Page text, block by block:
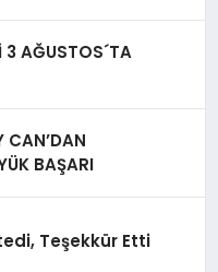
3 AĞUSTOS´TA
CAN’DAN
BAŞARI
Teşekkür Etti